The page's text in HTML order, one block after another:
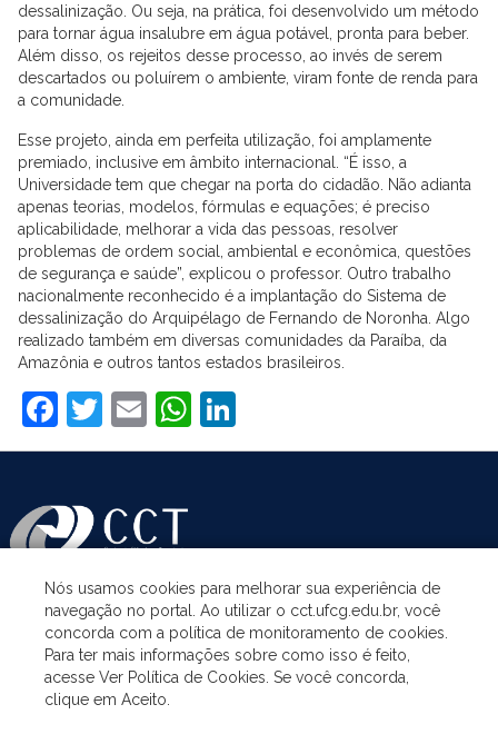
dessalinização. Ou seja, na prática, foi desenvolvido um método
para tornar água insalubre em água potável, pronta para beber.
Além disso, os rejeitos desse processo, ao invés de serem
descartados ou poluírem o ambiente, viram fonte de renda para
a comunidade.
Esse projeto, ainda em perfeita utilização, foi amplamente
premiado, inclusive em âmbito internacional. “É isso, a
Universidade tem que chegar na porta do cidadão. Não adianta
apenas teorias, modelos, fórmulas e equações; é preciso
aplicabilidade, melhorar a vida das pessoas, resolver
problemas de ordem social, ambiental e econômica, questões
de segurança e saúde”, explicou o professor. Outro trabalho
nacionalmente reconhecido é a implantação do Sistema de
dessalinização do Arquipélago de Fernando de Noronha. Algo
realizado também em diversas comunidades da Paraíba, da
Amazônia e outros tantos estados brasileiros.
Facebook
Twitter
EmailWhatsApp
ASSUNTOS
ACESSO À INFORMAÇÃO
Nós usamos cookies para melhorar sua experiência de
navegação no portal. Ao utilizar o cct.ufcg.edu.br, você
concorda com a política de monitoramento de cookies.
Para ter mais informações sobre como isso é feito,
acesse Ver Política de Cookies. Se você concorda,
clique em Aceito.